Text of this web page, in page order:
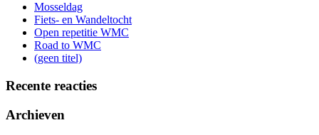
Mosseldag
Fiets- en Wandeltocht
Open repetitie WMC
Road to WMC
(geen titel)
Recente reacties
Archieven